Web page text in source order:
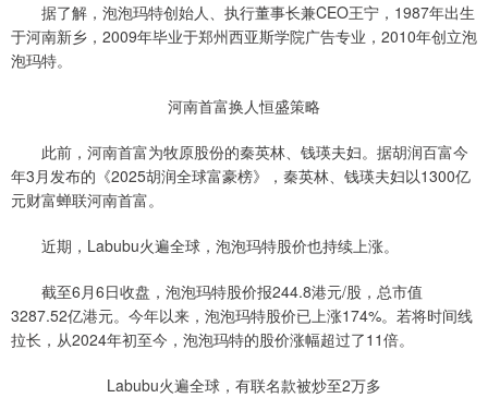
据了解，泡泡玛特创始人、执行董事长兼CEO王宁，1987年出生
于河南新乡，2009年毕业于郑州西亚斯学院广告专业，2010年创立泡
泡玛特。
河南首富换人恒盛策略
此前，河南首富为牧原股份的秦英林、钱瑛夫妇。据胡润百富今
年3月发布的《2025胡润全球富豪榜》，秦英林、钱瑛夫妇以1300亿
元财富蝉联河南首富。
近期，Labubu火遍全球，泡泡玛特股价也持续上涨。
截至6月6日收盘，泡泡玛特股价报244.8港元/股，总市值
3287.52亿港元。今年以来，泡泡玛特股价已上涨174%。若将时间线
拉长，从2024年初至今，泡泡玛特的股价涨幅超过了11倍。
Labubu火遍全球，有联名款被炒至2万多